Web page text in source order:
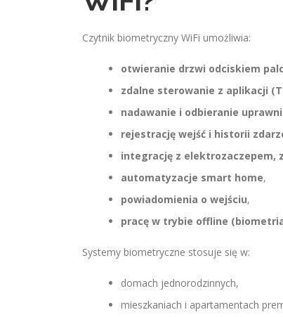
Czytnik biometryczny WiFi umożliwia:
otwieranie drzwi odciskiem
zdalne sterowanie z aplikacji
nadawanie i odbieranie
rejestrację wejść i historii
integrację z elektrozaczepem,
automatyzacje smart home,
powiadomienia o wejściu,
pracę w trybie offline
Systemy biometryczne stosuje się w:
domach jednorodzinnych,
mieszkaniach i apartamentach